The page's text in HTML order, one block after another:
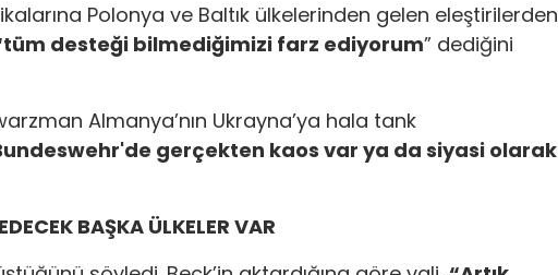
Polonya ve Baltık ülkelerinden gelen eleştirilerden
desteği bilmediğimizi farz ediyorum” dediğini
Almanya’nın Ukrayna’ya hala tank
gerçekten kaos var ya da siyasi olarak
BAŞKA ÜLKELER VAR